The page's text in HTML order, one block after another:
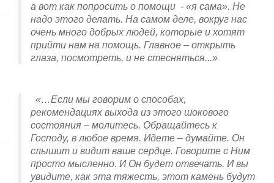
а вот как попросить о помощи - «я сама». Не
надо этого делать. На самом деле, вокруг нас
очень много добрых людей, которые и хотят
прийти нам на помощь. Главное – открыть
глаза, посмотреть, и не стесняться...»
«…Если мы говорим о способах,
рекомендациях выхода из этого шокового
состояния – молитесь. Обращайтесь к
Господу, в любое время. Идете – думайте. Он
слышит и видит ваше сердце. Говорите с Ним
просто мысленно. И Он будет отвечать. И вы
увидите, как эта тяжесть, этот камень будут